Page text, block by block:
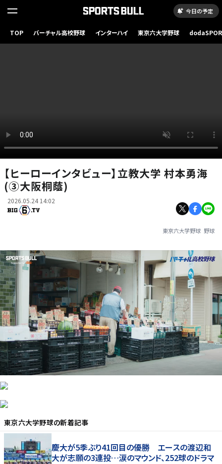
今日の予定
TOP バーチャル高校野球 インターハイ 東京六大学野球
【ヒーローインタビュー】立教大学 村本勇海
(③大阪桐蔭)
2026.05.24 14:02
東京六大学野球 野球
東京六大学野球の新着記事
慶大が5季ぶり41回目の優勝 エースの渡辺和
大が志願の3連投…涙のマウンド、252球のドラマ